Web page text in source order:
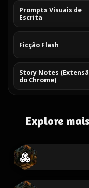
Prompts Visuais de
Escrita
Ficção Flash
Story Notes
do Chrome)
Explore